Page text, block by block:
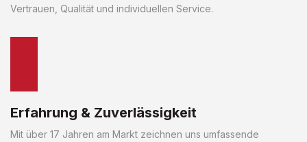
Vertrauen, Qualität und individuellen Service.
Erfahrung & Zuverlässigkeit
Mit über 17 Jahren am Markt zeichnen uns umfassende